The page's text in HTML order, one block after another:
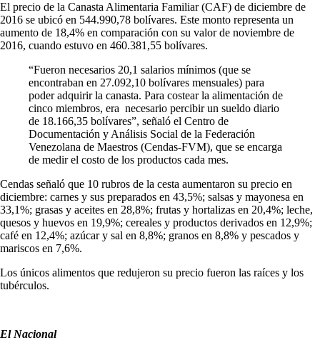
El precio de la Canasta Alimentaria Familiar (CAF) de diciembre de
2016 se ubicó en 544.990,78 bolívares. Este monto representa un
aumento de 18,4% en comparación con su valor de noviembre de
2016, cuando estuvo en 460.381,55 bolívares.
“Fueron necesarios 20,1 salarios mínimos (que se
encontraban en 27.092,10 bolívares mensuales) para
poder adquirir la canasta. Para costear la alimentación de
cinco miembros, era necesario percibir un sueldo diario
de 18.166,35 bolívares”, señaló el Centro de
Documentación y Análisis Social de la Federación
Venezolana de Maestros (Cendas-FVM), que se encarga
de medir el costo de los productos cada mes.
Cendas señaló que 10 rubros de la cesta aumentaron su precio en
diciembre: carnes y sus preparados en 43,5%; salsas y mayonesa en
33,1%; grasas y aceites en 28,8%; frutas y hortalizas en 20,4%; leche,
quesos y huevos en 19,9%; cereales y productos derivados en 12,9%;
café en 12,4%; azúcar y sal en 8,8%; granos en 8,8% y pescados y
mariscos en 7,6%.
Los únicos alimentos que redujeron su precio fueron las raíces y los
tubérculos.
El Nacional